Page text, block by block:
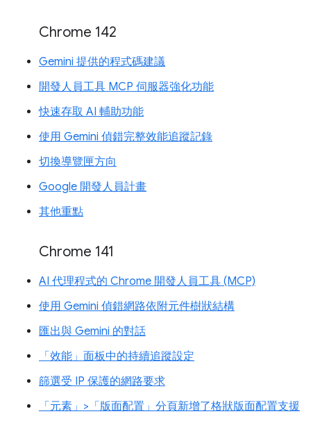
Chrome 142
Gemini 提供的程式碼建議
開發人員工具 MCP 伺服器強化功能
快速存取 AI 輔助功能
使用 Gemini 偵錯完整效能追蹤記錄
切換導覽匣方向
Google 開發人員計畫
其他重點
Chrome 141
AI 代理程式的 Chrome 開發人員工具 (MCP)
使用 Gemini 偵錯網路依附元件樹狀結構
匯出與 Gemini 的對話
「效能」面板中的持續追蹤設定
篩選受 IP 保護的網路要求
「元素」>「版面配置」分頁新增了格狀版面配置支援